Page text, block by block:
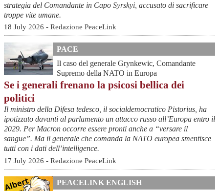
strategia del Comandante in Capo Syrskyi, accusato di sacrificare
troppe vite umane.
18 July 2026 - Redazione PeaceLink
PACE
Il caso del generale Grynkewic, Comandante
Supremo della NATO in Europa
Se i generali frenano la psicosi bellica dei
politici
Il ministro della Difesa tedesco, il socialdemocratico Pistorius, ha
ipotizzato davanti al parlamento un attacco russo all’Europa entro il
2029. Per Macron occorre essere pronti anche a “versare il
sangue”. Ma il generale che comanda la NATO europea smentisce
tutti con i dati dell’intelligence.
17 July 2026 - Redazione PeaceLink
PEACELINK ENGLISH